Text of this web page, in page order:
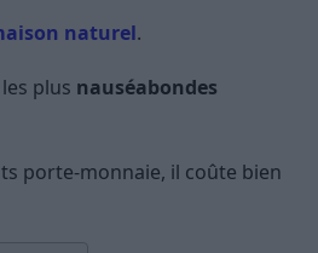
naturel.
les plus nauséabondes
porte-monnaie, il coûte bien